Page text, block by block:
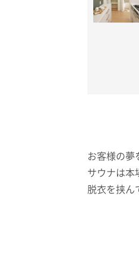
お客様の夢
サウナは本
脱衣を挟ん